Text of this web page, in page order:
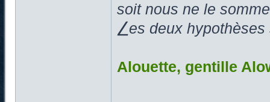
soit nous ne le
⎳es deux
Alouette, gentille